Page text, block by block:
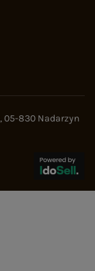
,05-830 Nadarzyn